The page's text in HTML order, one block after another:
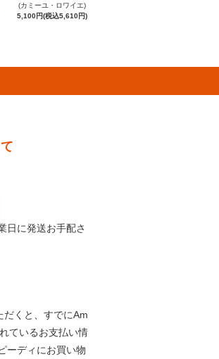
(カミーユ・ロワイエ)
5,100円(税込5,610円)
日に発送お手配さ
だくと、すでにAm
ているお支払い情
ーディにお買い物